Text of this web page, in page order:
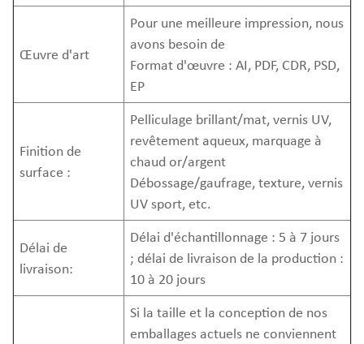
Œuvre d'art
Pour une meilleure impression, nous
avons besoin de
Format d'œuvre : AI, PDF, CDR, PSD,
EP
Finition de
surface :
Pelliculage brillant/mat, vernis UV,
revêtement aqueux, marquage à
chaud or/argent
Débossage/gaufrage, texture, vernis
UV sport, etc.
Délai de
livraison:
Délai d'échantillonnage : 5 à 7 jours
; délai de livraison de la production :
10 à 20 jours
Si la taille et la conception de nos
emballages actuels ne conviennent